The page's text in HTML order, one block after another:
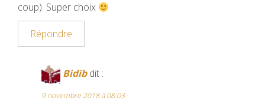
coup). Super choix
Répondre
Bidib dit :
9 novembre 2018 à 08:03